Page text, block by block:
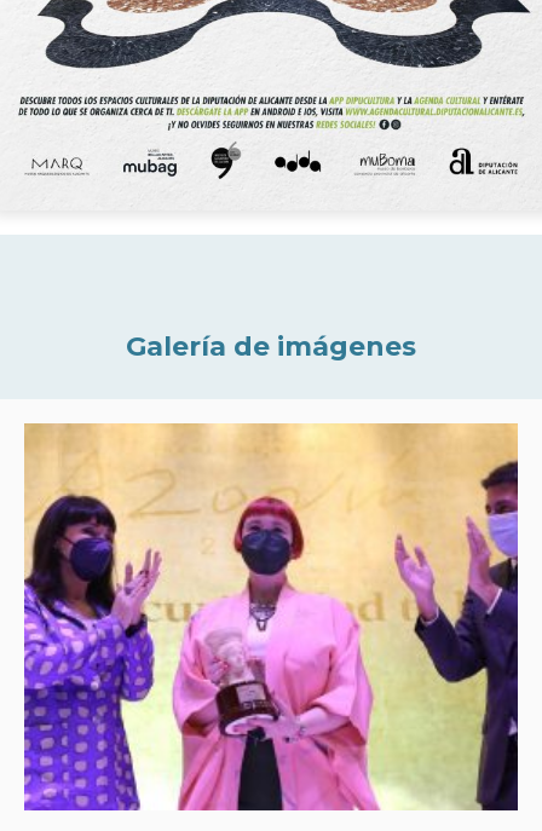
Galería de imágenes